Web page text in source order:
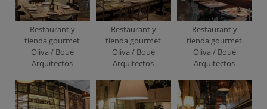
Restaurant y
tienda gourmet
Oliva / Boué
Arquitectos
Restaurant y
tienda gourmet
Oliva / Boué
Arquitectos
Restaurant y
tienda gourmet
Oliva / Boué
Arquitectos